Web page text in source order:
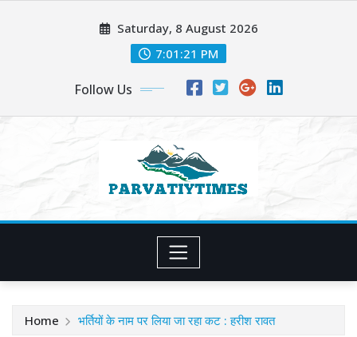
Saturday, 8 August 2026
7:01:23 PM
Follow Us
Home भर्तियों के नाम पर लिया जा रहा कट : हरीश रावत